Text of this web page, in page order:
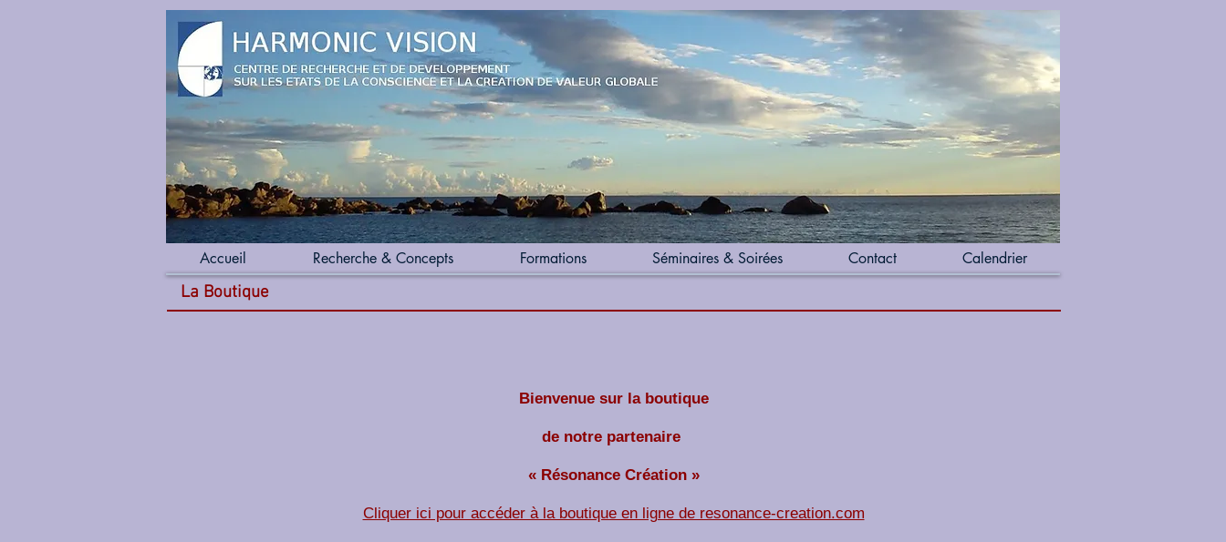
La Boutique
Bienvenue sur la boutique
de notre partenaire
« Résonance Création »
Cliquer ici pour accéder à la boutique en ligne de resonance-creation.com
Accueil Recherche & Concepts Formations Séminaires & Soirées Contact Calendrier